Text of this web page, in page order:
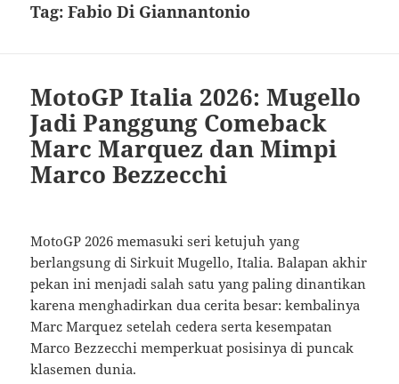
Tag:Fabio Di Giannantonio
MotoGP Italia 2026: Mugello
Jadi Panggung Comeback
Marc Marquez dan Mimpi
Marco Bezzecchi
MotoGP 2026 memasuki seri ketujuh yang
berlangsung di Sirkuit Mugello, Italia. Balapan akhir
pekan ini menjadi salah satu yang paling dinantikan
karena menghadirkan dua cerita besar: kembalinya
Marc Marquez setelah cedera serta kesempatan
Marco Bezzecchi memperkuat posisinya di puncak
klasemen dunia.